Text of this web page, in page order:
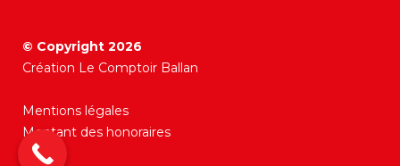
© Copyright 2026
Création Le Comptoir Ballan
Mentions légales
Montant des honoraires